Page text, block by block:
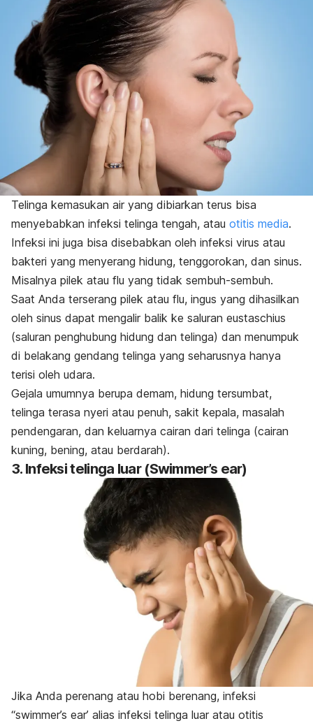
Telinga kemasukan air yang dibiarkan terus bisa
menyebabkan infeksi telinga tengah, atau otitis media.
Infeksi ini juga bisa disebabkan oleh infeksi virus atau
bakteri yang menyerang hidung, tenggorokan, dan sinus.
Misalnya pilek atau flu yang tidak sembuh-sembuh.
Saat Anda terserang pilek atau flu, ingus yang dihasilkan
oleh sinus dapat mengalir balik ke saluran eustaschius
(saluran penghubung hidung dan telinga) dan menumpuk
di belakang gendang telinga yang seharusnya hanya
terisi oleh udara.
Gejala umumnya berupa demam, hidung tersumbat,
telinga terasa nyeri atau penuh, sakit kepala, masalah
pendengaran, dan keluarnya cairan dari telinga (cairan
kuning, bening, atau berdarah).
3. Infeksi telinga luar (Swimmer’s ear)
Jika Anda perenang atau hobi berenang, infeksi
“swimmer’s ear’ alias infeksi telinga luar atau otitis